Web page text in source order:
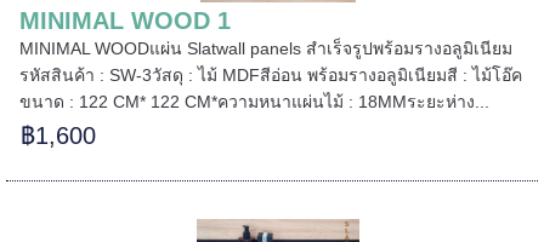
MINIMAL WOOD 1
MINIMAL WOODแผ่น Slatwall panels สำเร็จรูปพร้อมรางอลูมิเนียม
รหัสสินค้า : SW-3วัสดุ : ไม้ MDFสีอ่อน พร้อมรางอลูมิเนียมสี : ไม้โอ๊ค
ขนาด : 122 CM* 122 CM*ความหนาแผ่นไม้ : 18MMระยะห่าง...
฿1,600